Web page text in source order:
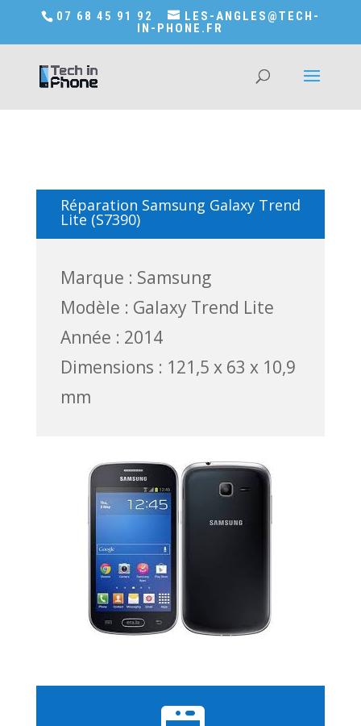
Accédez a Shop-in-tech-in-phone
07 68 45 91 92
LES-ANGLES@TECH-
IN-PHONE.FR
Réparation Samsung Galaxy Trend
Lite (S7390)
Marque : Samsung
Modèle : Galaxy Trend Lite
Année : 2014
Dimensions : 121,5 x 63 x 10,9
mm